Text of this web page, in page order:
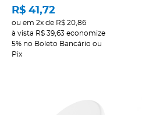
R$ 41,72
ou em2x de R$ 20,86
à vista R$ 39,63 economize
5% no Boleto Bancário ou
Pix